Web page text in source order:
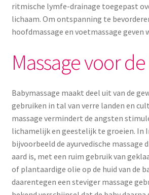
ritmische lymfe-drainage toegepast
lichaam. Om ontspanning te
hoofdmassage en voetmassage geven
Massage voor
Babymassage maakt deel uit van de
gebruiken in tal van verre landen en
massage vermindert de angsten
lichamelijk en geestelijk te groeien. In
bijvoorbeeld de ayurvedische massage
aard is, met een ruim gebruik van
of plantaardige olie op de huid van de
daarentegen een steviger massage